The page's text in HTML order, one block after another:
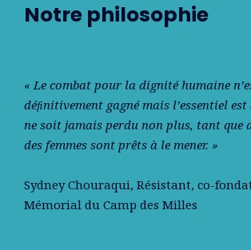
Notre philosophie
« Le combat pour la dignité humaine
déﬁnitivement gagné mais l’essentiel est
ne soit jamais perdu non plus, tant que
des femmes sont prêts à le mener. »
Sydney Chouraqui, Résistant, co-
Mémorial du Camp des Milles